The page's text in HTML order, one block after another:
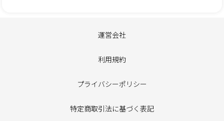
運営会社
利用規約
プライバシーポリシー
特定商取引法に基づく表記